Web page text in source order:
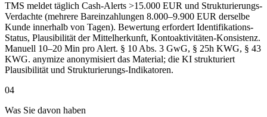
TMS meldet täglich Cash-Alerts >15.000 EUR und Strukturierungs-
Verdachte (mehrere Bareinzahlungen 8.000–9.900 EUR derselbe
Kunde innerhalb von Tagen). Bewertung erfordert Identifikations-
Status, Plausibilität der Mittelherkunft, Kontoaktivitäten-Konsistenz.
Manuell 10–20 Min pro Alert. § 10 Abs. 3 GwG, § 25h KWG, § 43
KWG. anymize anonymisiert das Material; die KI strukturiert
Plausibilität und Strukturierungs-Indikatoren.
04
Was Sie davon haben